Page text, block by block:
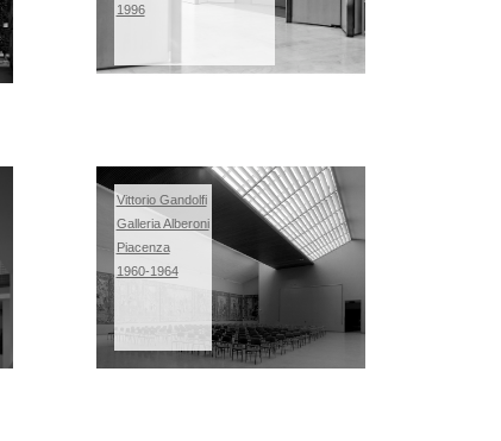
1996
Vittorio Gandolfi
Galleria Alberoni
Piacenza
1960-1964